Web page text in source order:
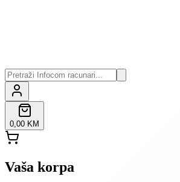
0,00 KM
Vaša korpa